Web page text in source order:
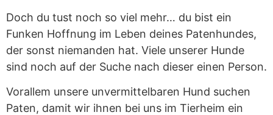
Doch du tust noch so viel mehr… du bist ein
Funken Hoffnung im Leben deines Patenhundes,
der sonst niemanden hat. Viele unserer Hunde
sind noch auf der Suche nach dieser einen Person.
Vorallem unsere unvermittelbaren Hund suchen
Paten, damit wir ihnen bei uns im Tierheim ein